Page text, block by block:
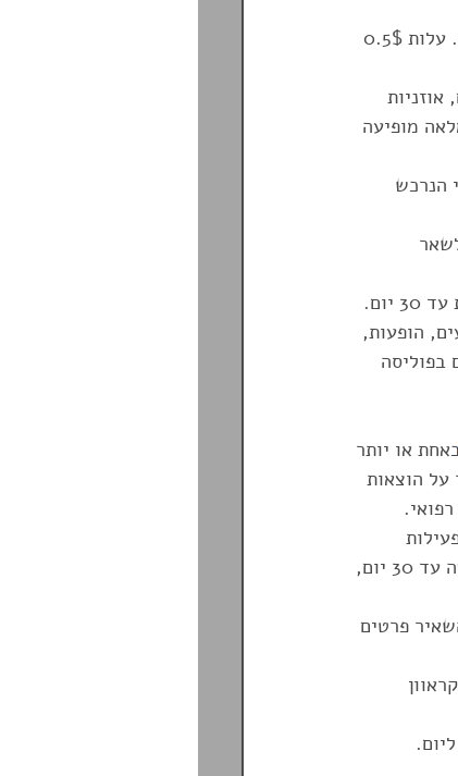
מופיעה
הנרכש
לשאר
הופעות,
בפוליסה
או יותר
על הוצאות
אתגרית על פי הרשימה המתפרסמת ומתעדכנת באתר חברת פספורטכארד. עלות 0.5$ לנסיעה עד 30 יום,
פרטים